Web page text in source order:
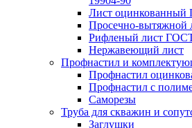
Лист оцинкованный
Просечно-вытяжной
Рифленый лист
Нержавеющий лист
Профнастил и
Профнастил
Профнастил с
Саморезы
Труба для скважин и
Заглушки